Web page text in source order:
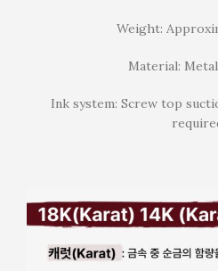
Weight:
Material:
Ink system: Screw top